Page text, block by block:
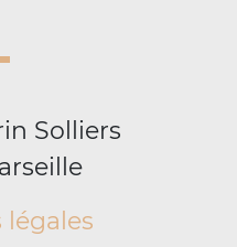
Solliers